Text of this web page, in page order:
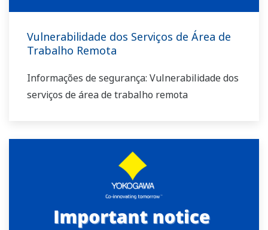
Vulnerabilidade dos Serviços de Área de
Trabalho Remota
Informações de segurança: Vulnerabilidade dos
serviços de área de trabalho remota